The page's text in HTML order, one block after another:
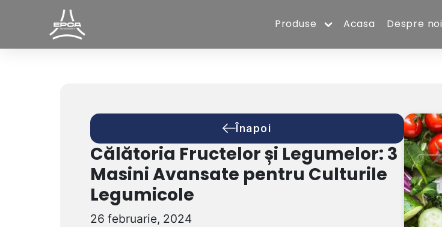
Produse Acasa Despre noi
Înapoi
Călătoria Fructelor și Legumelor: 3
Masini Avansate pentru Culturile
Legumicole
26 februarie, 2024